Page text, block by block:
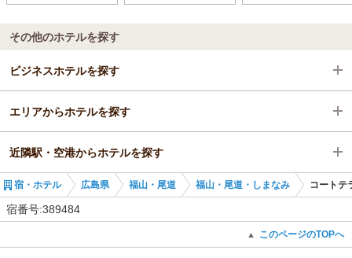
その他のホテルを探す
ビジネスホテルを探す
広島県
福山・尾道
エリアからホテルを探す
広島県
福山・尾道
近隣駅・空港からホテルを探す
忠海駅
宿・ホテル 広島県 福山・尾道 福山・尾道・しまなみ コートテ
宿番号:389484
▲ このページのTOPへ